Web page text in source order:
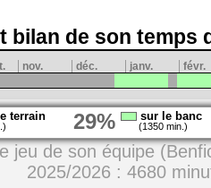
bilan de son temps
nov. déc. janv. févr.
terrain 29% sur le banc
(1350 min.)
jeu de son équipe
2025/2026 : 4680